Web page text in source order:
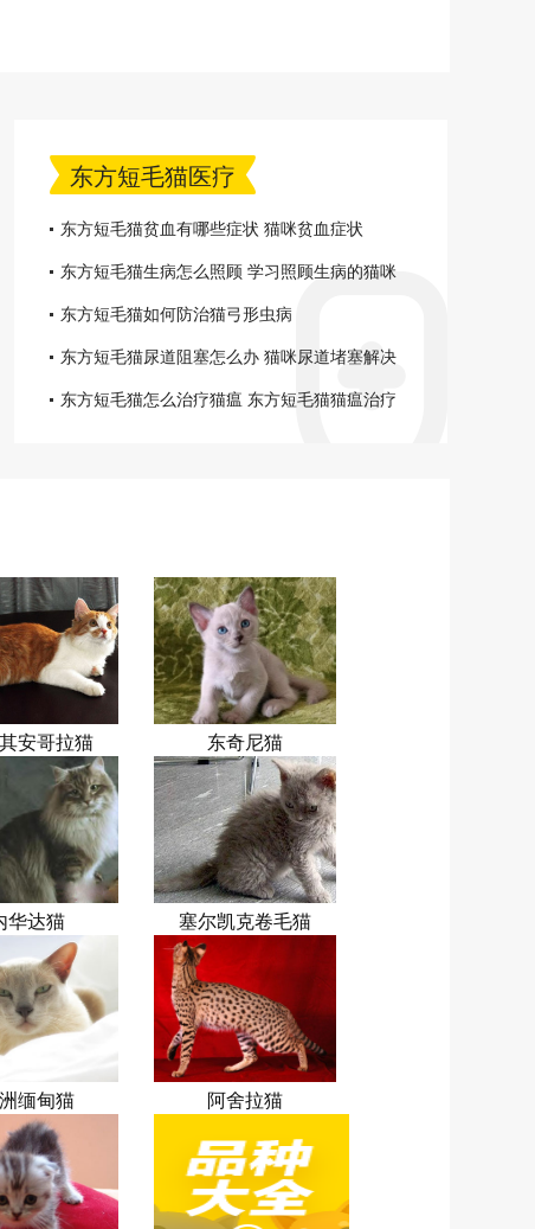
东方短毛猫医疗
东方短毛猫贫血有哪些症状 猫咪贫血症状
东方短毛猫生病怎么照顾 学习照顾生病的猫咪
东方短毛猫如何防治猫弓形虫病
东方短毛猫尿道阻塞怎么办 猫咪尿道堵塞解决
办法
东方短毛猫怎么治疗猫瘟 东方短毛猫猫瘟治疗
安哥拉猫 东奇尼猫
华达猫 塞尔凯克卷毛猫
缅甸猫 阿舍拉猫